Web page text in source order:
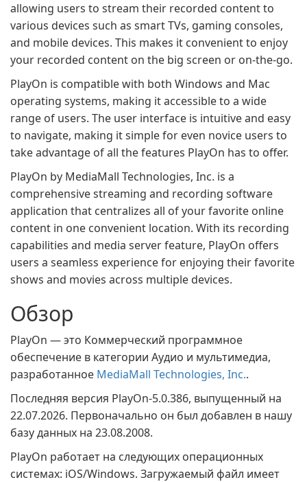
allowing users to stream their recorded content to
various devices such as smart TVs, gaming consoles,
and mobile devices. This makes it convenient to enjoy
your recorded content on the big screen or on-the-go.
PlayOn is compatible with both Windows and Mac
operating systems, making it accessible to a wide
range of users. The user interface is intuitive and easy
to navigate, making it simple for even novice users to
take advantage of all the features PlayOn has to offer.
PlayOn by MediaMall Technologies, Inc. is a
comprehensive streaming and recording software
application that centralizes all of your favorite online
content in one convenient location. With its recording
capabilities and media server feature, PlayOn offers
users a seamless experience for enjoying their favorite
shows and movies across multiple devices.
Обзор
PlayOn — это Коммерческий программное
обеспечение в категории Аудио и мультимедиа,
разработанное MediaMall Technologies, Inc..
Последняя версия PlayOn-5.0.386, выпущенный на
22.07.2026. Первоначально он был добавлен в нашу
базу данных на 23.08.2008.
PlayOn работает на следующих операционных
системах: iOS/Windows. Загружаемый файл имеет